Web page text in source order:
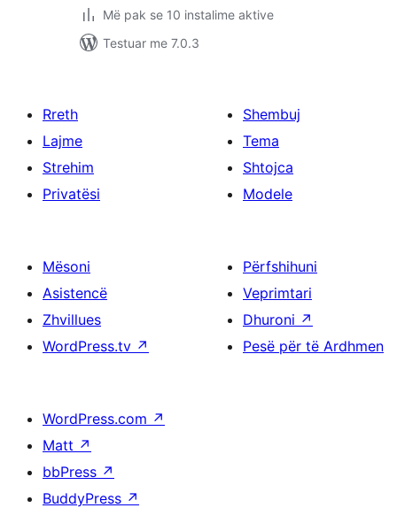
Më pak se 10 instalime aktive
Testuar me 7.0.3
Rreth
Lajme
Strehim
Privatësi
Shembuj
Tema
Shtojca
Modele
Mësoni
Asistencë
Zhvillues
WordPress.tv ↗
Përfshihuni
Veprimtari
Dhuroni ↗
Pesë për të Ardhmen
WordPress.com ↗
Matt ↗
bbPress ↗
BuddyPress ↗